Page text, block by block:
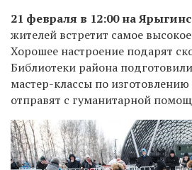
21 февраля в 12:00 на
жителей встретит самое
Хорошее настроение подарят
Библиотеки района
мастер-классы по
отправят с гуманитарной